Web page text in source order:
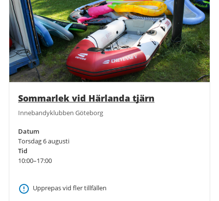
Sommarlek vid Härlanda tjärn
Innebandyklubben Göteborg
Datum
Torsdag 6 augusti
Tid
10:00–17:00
Upprepas vid fler tillfällen